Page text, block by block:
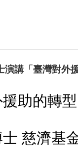
講「臺灣對外
助的轉
慈濟基